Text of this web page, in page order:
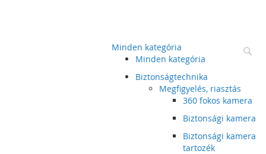
Minden kategória
Minden kategória
Biztonságtechnika
Megfigyelés, riasztás
360 fokos kamera
Biztonsági kamera
Biztonsági kamera
tartozék